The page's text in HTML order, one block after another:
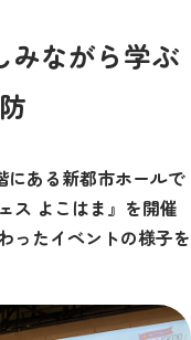
みながら学ぶ
にある新都市ホールで
ス よこはま』を開催
ったイベントの様子を